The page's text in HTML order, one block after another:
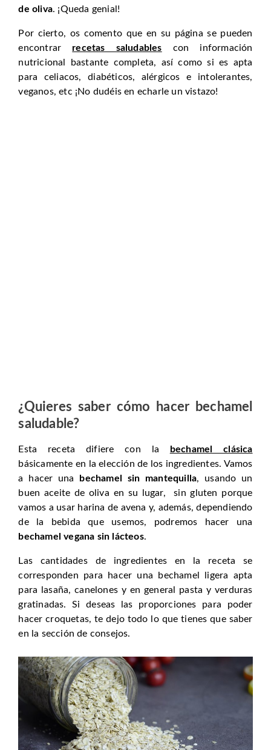
de oliva. ¡Queda genial!
Por cierto, os comento que en su página se pueden
encontrar recetas saludables con información
nutricional bastante completa, así como si es apta
para celiacos, diabéticos, alérgicos e intolerantes,
veganos, etc ¡No dudéis en echarle un vistazo!
¿Quieres saber cómo hacer bechamel
saludable?
Esta receta difiere con la
bechamel clásica
básicamente en la elección de los ingredientes. Vamos
a hacer una
bechamel sin mantequilla, usando un
buen aceite de oliva en su lugar, sin gluten porque
vamos a usar harina de avena y, además, dependiendo
de la bebida que usemos, podremos hacer una
bechamel vegana sin lácteos.
Las cantidades de ingredientes en la receta se
corresponden para hacer una bechamel ligera apta
para lasaña, canelones y en general pasta y verduras
gratinadas. Si deseas las proporciones para poder
hacer croquetas, te dejo todo lo que tienes que saber
en la sección de consejos.